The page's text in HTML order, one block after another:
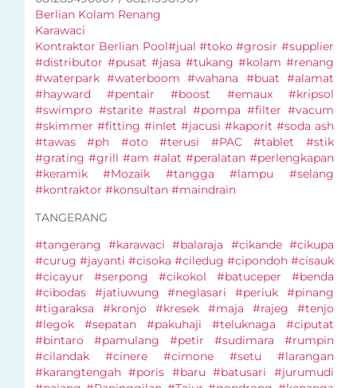
Berlian Kolam Renang
Karawaci
Kontraktor Berlian Pool#jual #toko #grosir #supplier
#distributor #pusat #jasa #tukang #kolam #renang
#waterpark #waterboom #wahana #buat #alamat
#hayward #pentair #boost #emaux #kripsol
#swimpro #starite #astral #pompa #filter #vacum
#skimmer #fitting #inlet #jacusi #kaporit #soda ash
#tawas #ph #oto #terusi #PAC #tablet #stik
#grating #grill #am #alat #peralatan #perlengkapan
#keramik #Mozaik #tangga #lampu #selang
#kontraktor #konsultan #maindrain
TANGERANG
#tangerang #karawaci #balaraja #cikande #cikupa
#curug #jayanti #cisoka #ciledug #cipondoh #cisauk
#cicayur #serpong #cikokol #batuceper #benda
#cibodas #jatiuwung #neglasari #periuk #pinang
#tigaraksa #kronjo #kresek #maja #rajeg #tenjo
#legok #sepatan #pakuhaji #teluknaga #ciputat
#bintaro #pamulang #petir #sudimara #rumpin
#cilandak #cinere #cimone #setu #larangan
#karangtengah #poris #baru #batusari #jurumudi